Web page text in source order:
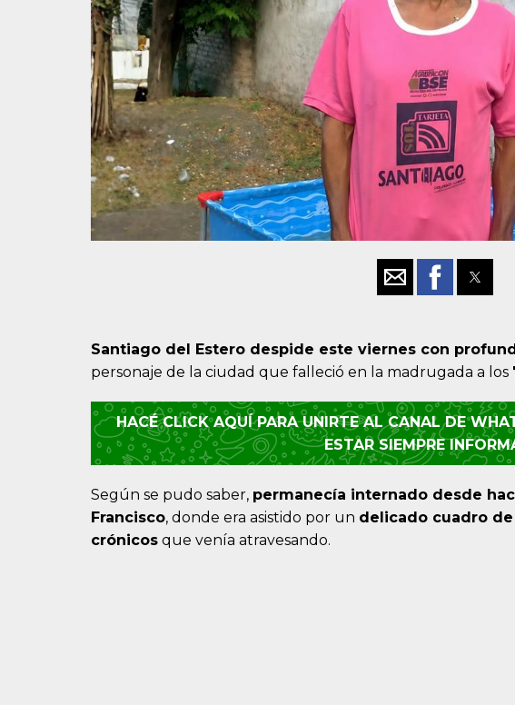
Santiago del Estero despid e este viernes con
personaje de la ciudad que falleció en la madrugada a los
HACÉ CLICK AQUÍ PARA UNIRTE AL CANAL DE
ESTAR SIEMPRE
Según se pudo saber, permanecía internado desde
Francisco, donde era asistido por un delicado cuadro de
crónicos que venía atravesando.